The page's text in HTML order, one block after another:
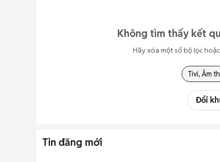
Không tìm thấy kết
Hãy xóa một số bộ lọc
Tivi, Âm
Đổi
Tin đăng mới